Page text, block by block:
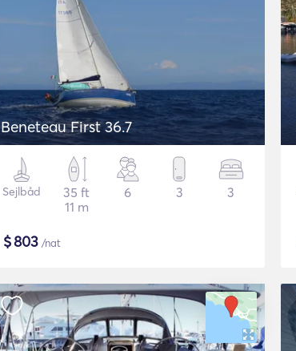
Beneteau First 36.7
Sejlbåd
35 ft
11 m
6 3 3
$803 /nat